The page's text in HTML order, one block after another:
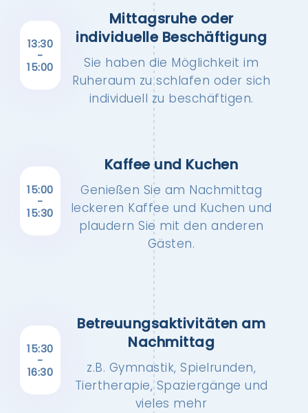
13:30
-
15:00
Mittagsruhe oder
individuelle Beschäftigung
Sie haben die Möglichkeit im
Ruheraum zu schlafen oder sich
individuell zu beschäftigen.
Kaffee und Kuchen
Genießen Sie am Nachmittag
leckeren Kaffee und Kuchen und
plaudern Sie mit den anderen
Gästen.
15:00
-
15:30
15:30
-
16:30
Betreuungs­aktivitäten am
Nachmittag
z.B. Gymnastik, Spielrunden,
Tiertherapie, Spaziergänge und
vieles mehr